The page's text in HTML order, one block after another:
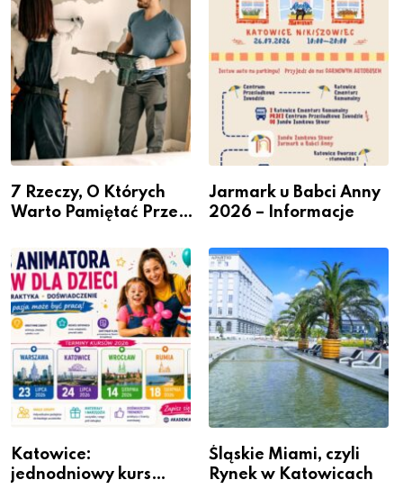
przedsiębiorców
7 Rzeczy, O Których
Warto Pamiętać Przed
Jarmark u Babci Anny
2026 – Informacje
Katowice:
jednodniowy kurs
Śląskie Miami, czyli
Rynek w Katowicach